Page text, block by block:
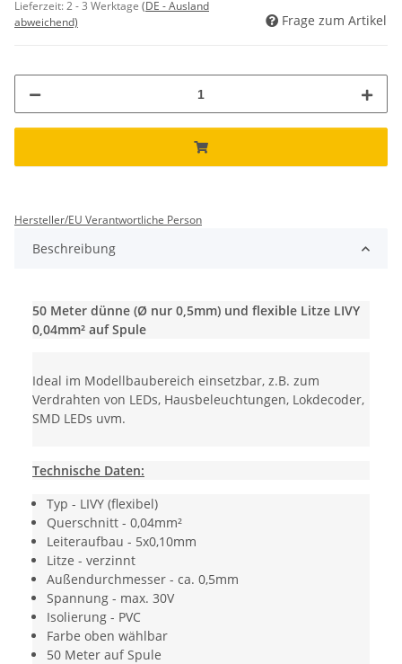
Lieferzeit:2 - 3 Werktage (DE - Ausland
abweichend)
Frage zum Artikel
Hersteller/EU Verantwortliche Person
Beschreibung
50 Meter dünne (Ø nur 0,5mm) und flexible Litze LIVY
0,04mm² auf Spule
Ideal im Modellbaubereich einsetzbar, z.B. zum
Verdrahten von LEDs, Hausbeleuchtungen, Lokdecoder,
SMD LEDs uvm.
Technische Daten:
Typ - LIVY (flexibel)
Querschnitt - 0,04mm²
Leiteraufbau - 5x0,10mm
Litze - verzinnt
Außendurchmesser - ca. 0,5mm
Spannung - max. 30V
Isolierung - PVC
Farbe oben wählbar
50 Meter auf Spule